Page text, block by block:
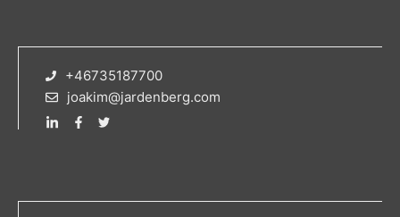
+46735187700
joakim@jardenberg.com